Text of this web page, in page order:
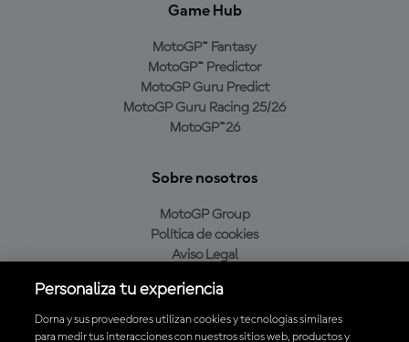
Game Hub
MotoGP™ Fantasy
MotoGP™ Predictor
MotoGP Guru Predict
MotoGP Guru Racing 25/26
MotoGP™26
Sobre nosotros
MotoGP Group
Política de cookies
Aviso Legal
Política de compra
Personaliza tu experiencia
Dorna y sus proveedores utilizan cookies y tecnologías similares
para medir tus interacciones con nuestros sitios web, productos y